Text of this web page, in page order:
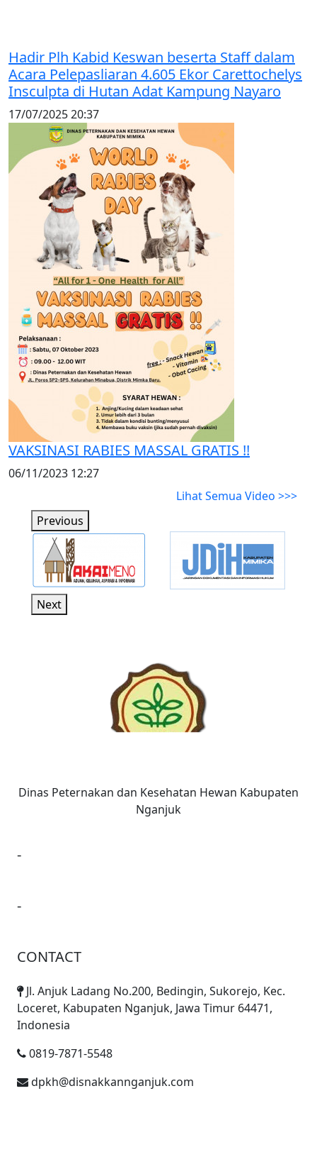
Hadir Plh Kabid Keswan beserta Staff dalam
Acara Pelepasliaran 4.605 Ekor Carettochelys
Insculpta di Hutan Adat Kampung Nayaro
17/07/2025 20:37
VAKSINASI RABIES MASSAL GRATIS !!
06/11/2023 12:27
Lihat Semua Video >>>
Previous
Next
Dinas Peternakan dan Kesehatan Hewan Kabupaten
Nganjuk
-
-
CONTACT
Jl. Anjuk Ladang No.200, Bedingin, Sukorejo, Kec.
Loceret, Kabupaten Nganjuk, Jawa Timur 64471,
Indonesia
0819-7871-5548
dpkh@disnakkannganjuk.com